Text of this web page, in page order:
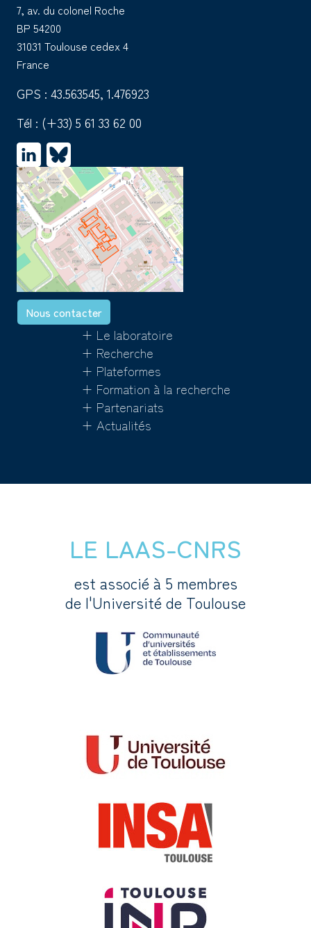
7, av. du colonel Roche
BP 54200
31031 Toulouse cedex 4
France
GPS : 43.563545, 1.476923
Tél : (+33) 5 61 33 62 00
Nous contacter
+ Le laboratoire
+ Recherche
+ Plateformes
+ Formation à la recherche
+ Partenariats
+ Actualités
LE LAAS-CNRS
est associé à 5 membres
de l'Université de Toulouse